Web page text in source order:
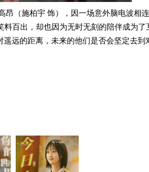
昂（施柏宇 饰），因一场意外脑电波相
料百出，却也因为无时无刻的陪伴成为了
远的距离，未来的他们是否会坚定去到